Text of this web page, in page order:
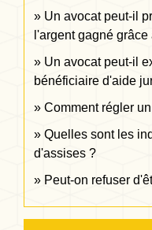
Un avocat peut-il
l'argent gagné
Un avocat peut-il
bénéficiaire d'aide
Comment régler
Quelles sont les
d'assises ?
Peut-on refuser